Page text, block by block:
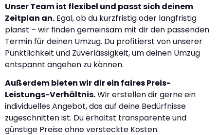
Unser Team ist flexibel und passt sich deinem
Zeitplan an. Egal, ob du kurzfristig oder langfristig
planst – wir finden gemeinsam mit dir den passenden
Termin für deinen Umzug. Du profitierst von unserer
Pünktlichkeit und Zuverlässigkeit, um deinen Umzug
entspannt angehen zu können.
Außerdem bieten wir dir ein faires Preis-
Leistungs-Verhältnis.Wir erstellen dir gerne ein
individuelles Angebot, das auf deine Bedürfnisse
zugeschnitten ist. Du erhältst transparente und
günstige Preise ohne versteckte Kosten.